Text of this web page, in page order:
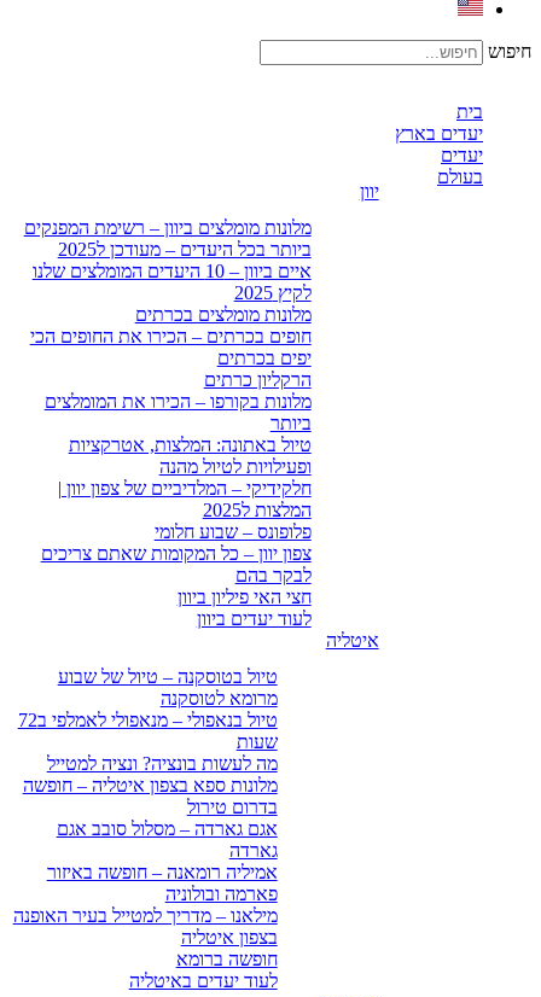
בית
יעדים בארץ
יעדים
בעולם
יוון
מלונות מומלצים ביוון – רשימת המפנקים
ביותר בכל היעדים – מעודכן ל2025
איים ביוון – 10 היעדים המומלצים שלנו
לקיץ 2025
מלונות מומלצים בכרתים
חופים בכרתים – הכירו את החופים הכי
יפים בכרתים
הרקליון כרתים
מלונות בקורפו – הכירו את המומלצים
ביותר
טיול באתונה: המלצות, אטרקציות
ופעילויות לטיול מהנה
חלקידיקי – המלדיביים של צפון יוון |
המלצות ל2025
פלופונס – שבוע חלומי
צפון יוון – כל המקומות שאתם צריכים
לבקר בהם
חצי האי פיליון ביוון
לעוד יעדים ביוון
איטליה
טיול בטוסקנה – טיול של שבוע
מרומא לטוסקנה
טיול בנאפולי – מנאפולי לאמלפי ב72
שעות
מה לעשות בונציה? ונציה למטייל
מלונות ספא בצפון איטליה – חופשה
בדרום טירול
אגם גארדה – מסלול סובב אגם
גארדה
אמיליה רומאנה – חופשה באיזור
פארמה ובולוניה
מילאנו – מדריך למטייל בעיר האופנה
בצפון איטליה
חופשה ברומא
לעוד יעדים באיטליה